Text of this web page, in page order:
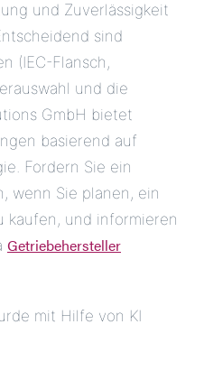
und Zuverlässigkeit
sind
(IEC-Flansch,
und die
GmbH bietet
basierend auf
Fordern Sie ein
wenn Sie planen, ein
kaufen, und informieren
Getriebehersteller
mit Hilfe von KI